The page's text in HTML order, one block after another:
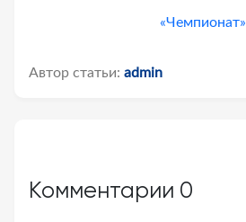
«Чемпионат»
Автор статьи: admin
Комментарии 0